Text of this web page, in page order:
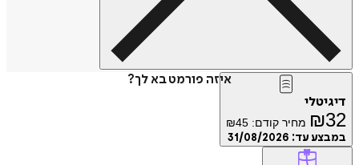
איזה פורמט בא לך?
דיגיטלי
₪32 מחיר קודם: ₪45
במבצע עד: 31/08/2026